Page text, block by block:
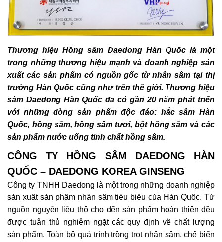
Thương hiệu Hồng sâm Daedong Hàn Quốc là một
trong những thương hiệu mạnh và doanh nghiệp sản
xuất các sản phẩm có nguồn gốc từ nhân sâm tại thị
trường Hàn Quốc cũng như trên thế giới. Thương hiệu
sâm Daedong Hàn Quốc đã có gần 20 năm phát triển
với những dòng sản phẩm độc đáo: hắc sâm Hàn
Quốc, hồng sâm, hồng sâm tươi, bột hồng sâm và các
sản phẩm nước uống tinh chất hồng sâm.
CÔNG TY HỒNG SÂM DAEDONG HÀN
QUỐC – DAEDONG KOREA GINSENG
Công ty TNHH Daedong là một trong những doanh nghiệp
sản xuất sản phẩm nhân sâm tiêu biểu của Hàn Quốc. Từ
nguồn nguyên liệu thô cho đến sản phẩm hoàn thiện đều
được tuân thủ nghiêm ngặt các quy định về chất lượng
sản phẩm. Toàn bộ quá trình trồng trọt nhân sâm, chế biến